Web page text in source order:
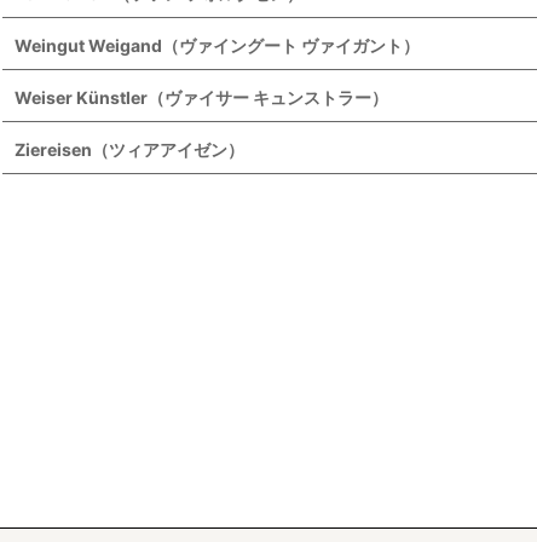
Weingut Weigand（ヴァイングート ヴァイガント）
Weiser Künstler（ヴァイサー キュンストラー）
Ziereisen（ツィアアイゼン）